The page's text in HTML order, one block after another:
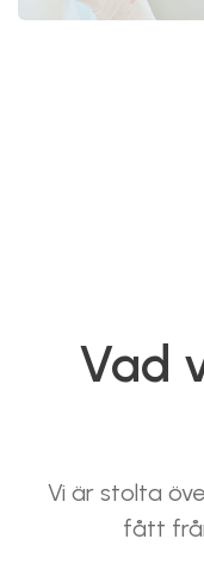
Vad
Vi är stolta
fått